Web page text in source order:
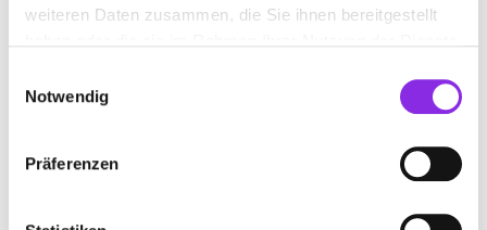
weiteren Daten zusammen, die Sie ihnen bereitgestellt
Notwendig
Präferenzen
Chris Schimmelschmidt – 04.07.2026
Man merkt sofort, dass hier der Kunde im Mittelpunkt steht.
Freundliche Beratung, schnelle Hilfe und eine angenehme
Christopher Wagner
Wir haben vor einer Woche einen Wohnwagen bei Familie